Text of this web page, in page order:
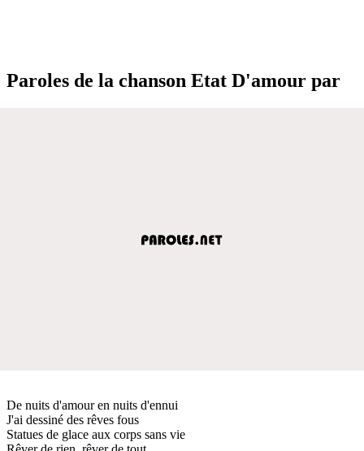
Paroles de la chanson Etat D'amour par
De nuits d'amour en nuits d'ennui
J'ai dessiné des rêves fous
Statues de glace aux corps sans vie